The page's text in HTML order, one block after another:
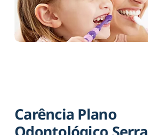
Carência Plano
Odontológico Serra